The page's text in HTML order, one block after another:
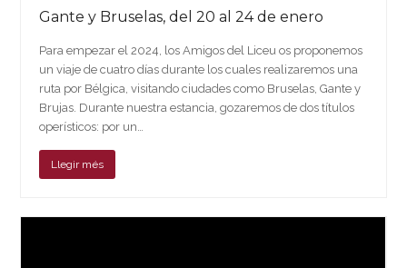
Gante y Bruselas, del 20 al 24 de enero
Para empezar el 2024, los Amigos del Liceu os proponemos
un viaje de cuatro días durante los cuales realizaremos una
ruta por Bélgica, visitando ciudades como Bruselas, Gante y
Brujas. Durante nuestra estancia, gozaremos de dos títulos
operísticos: por un…
Llegir més